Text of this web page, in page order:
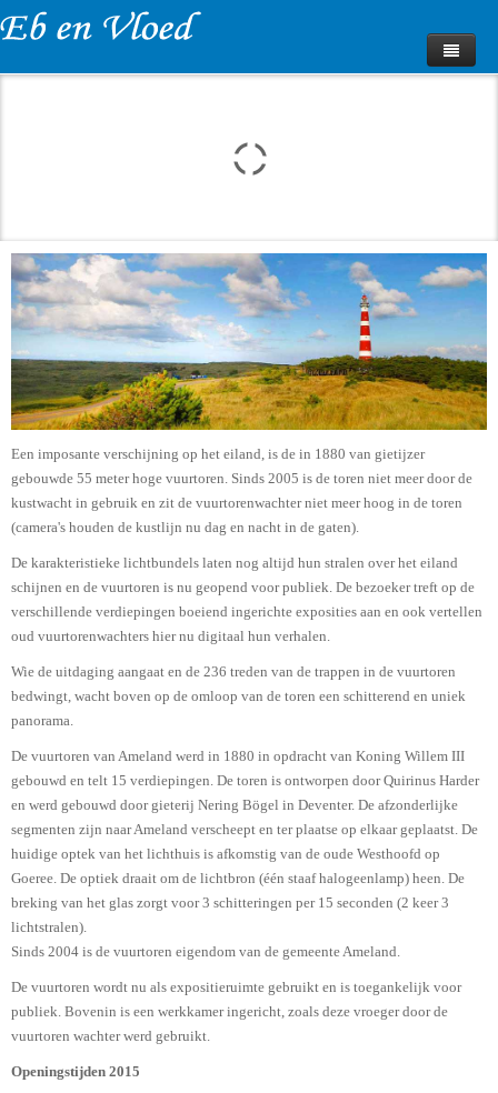
Een imposante verschijning op het eiland, is de in 1880 van gietijzer
gebouwde 55 meter hoge vuurtoren. Sinds 2005 is de toren niet meer door de
kustwacht in gebruik en zit de vuurtorenwachter niet meer hoog in de toren
(camera's houden de kustlijn nu dag en nacht in de gaten).
De karakteristieke lichtbundels laten nog altijd hun stralen over het eiland
schijnen en de vuurtoren is nu geopend voor publiek. De bezoeker treft op de
verschillende verdiepingen boeiend ingerichte exposities aan en ook vertellen
oud vuurtorenwachters hier nu digitaal hun verhalen.
Wie de uitdaging aangaat en de 236 treden van de trappen in de vuurtoren
bedwingt, wacht boven op de omloop van de toren een schitterend en uniek
panorama.
De vuurtoren van Ameland werd in 1880 in opdracht van Koning Willem III
gebouwd en telt 15 verdiepingen. De toren is ontworpen door Quirinus Harder
en werd gebouwd door gieterij Nering Bögel in Deventer. De afzonderlijke
segmenten zijn naar Ameland verscheept en ter plaatse op elkaar geplaatst. De
huidige optek van het lichthuis is afkomstig van de oude Westhoofd op
Goeree. De optiek draait om de lichtbron (één staaf halogeenlamp) heen. De
breking van het glas zorgt voor 3 schitteringen per 15 seconden (2 keer 3
lichtstralen).
Sinds 2004 is de vuurtoren eigendom van de gemeente Ameland.
De vuurtoren wordt nu als expositieruimte gebruikt en is toegankelijk voor
publiek. Bovenin is een werkkamer ingericht, zoals deze vroeger door de
vuurtoren wachter werd gebruikt.
Openingstijden 2015
Beschikbaarheid
Bungalow Boeken
Webcam
Contact